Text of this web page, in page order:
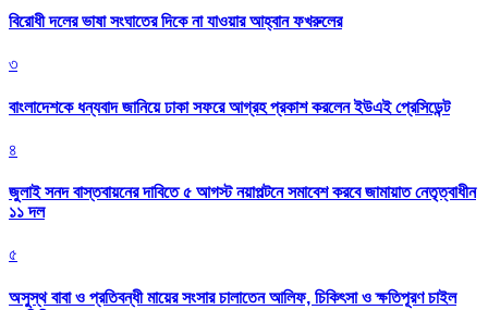
বিরোধী দলের ভাষা সংঘাতের দিকে না যাওয়ার আহ্বান ফখরুলের
৩
বাংলাদেশকে ধন্যবাদ জানিয়ে ঢাকা সফরে আগ্রহ প্রকাশ করলেন ইউএই প্রেসিডেন্ট
৪
জুলাই সনদ বাস্তবায়নের দাবিতে ৫ আগস্ট নয়াপল্টনে সমাবেশ করবে জামায়াত নেতৃত্বাধীন
১১ দল
৫
অসুস্থ বাবা ও প্রতিবন্ধী মায়ের সংসার চালাতেন আলিফ, চিকিৎসা ও ক্ষতিপূরণ চাইল